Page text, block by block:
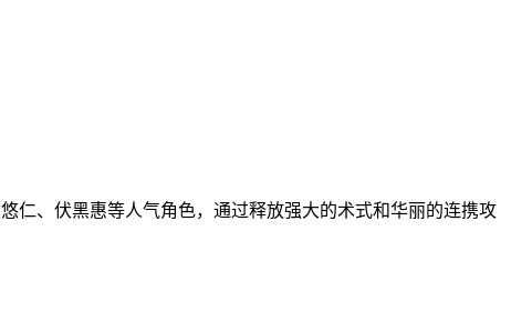
仁、伏黑惠等人气角色，通过释放强大的术式和华丽的连携攻